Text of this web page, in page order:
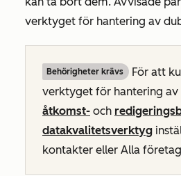
verktyget för hantering av
Behörigheter krävs
För att
verktyget för hantering
åtkomst- och
datakvalitetsverktyg
kontakter eller Alla företag